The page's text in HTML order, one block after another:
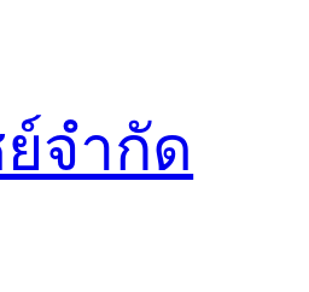
จำกัด